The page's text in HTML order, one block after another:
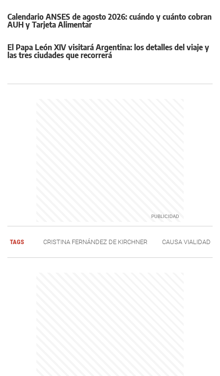
Calendario ANSES de agosto 2026: cuándo y cuánto cobran
AUH y Tarjeta Alimentar
El Papa León XIV visitará Argentina: los detalles del viaje y
las tres ciudades que recorrerá
TAGS CRISTINA FERNÁNDEZ DE KIRCHNER CAUSA VIALIDAD